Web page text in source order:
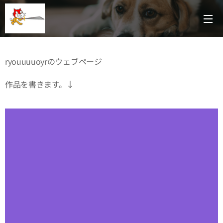
ryouuuuoyrのウェブページ
作品を書きます。↓